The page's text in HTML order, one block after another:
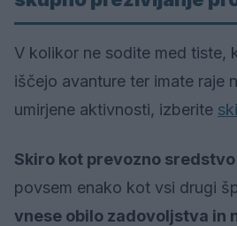
V kolikor ne sodite med tiste,
iščejo avanture ter imate raje
umirjene aktivnosti, izberite
Skiro kot prevozno sredstvo
povsem enako kot vsi drugi
vnese obilo zadovoljstva in